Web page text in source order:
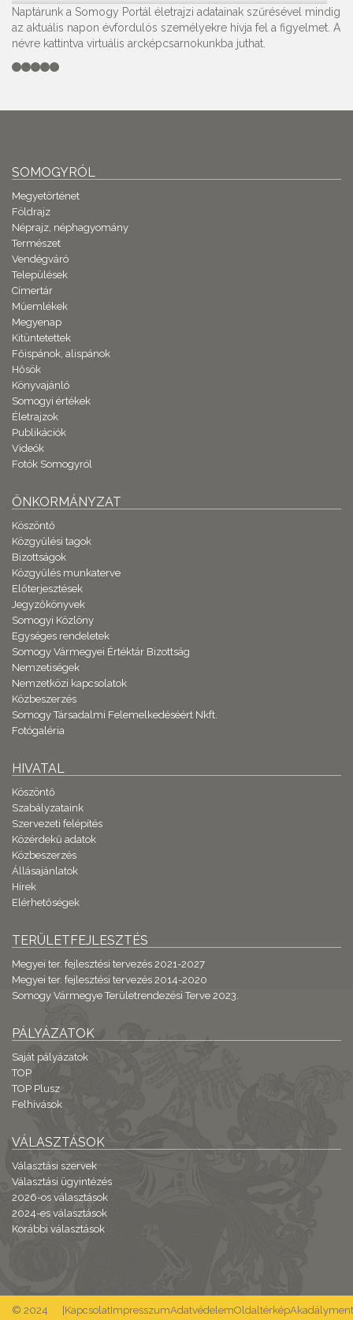
Naptárunk a Somogy Portál életrajzi adatainak szűrésével mindig
az aktuális napon évfordulós személyekre hívja fel a figyelmet. A
névre kattintva virtuális arcképcsarnokunkba juthat.
SOMOGYRÓL
Megyetörténet
Földrajz
Néprajz, néphagyomány
Természet
Vendégváró
Települések
Címertár
Műemlékek
Megyenap
Kitüntetettek
Főispánok, alispánok
Hősök
Könyvajánló
Somogyi értékek
Életrajzok
Publikációk
Videók
Fotók Somogyról
ÖNKORMÁNYZAT
Köszöntő
Közgyűlési tagok
Bizottságok
Közgyűlés munkaterve
Előterjesztések
Jegyzőkönyvek
Somogyi Közlöny
Egységes rendeletek
Somogy Vármegyei Értéktár Bizottság
Nemzetiségek
Nemzetközi kapcsolatok
Közbeszerzés
Somogy Társadalmi Felemelkedéséért Nkft.
Fotógaléria
HIVATAL
Köszöntő
Szabályzataink
Szervezeti felépítés
Közérdekű adatok
Közbeszerzés
Állásajánlatok
Hírek
Elérhetőségek
TERÜLETFEJLESZTÉS
Megyei ter. fejlesztési tervezés 2021-2027
Megyei ter. fejlesztési tervezés 2014-2020
Somogy Vármegye Területrendezési Terve 2023.
PÁLYÁZATOK
Saját pályázatok
TOP
TOP Plusz
Felhívások
VÁLASZTÁSOK
Választási szervek
Választási ügyintézés
2026-os választások
2024-es választások
Korábbi választások
© 2024
KapcsolatImpresszumAdatvédelemOldaltérkép